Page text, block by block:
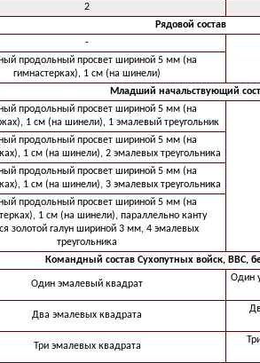
2
Рядовой состав
-
продольный просвет шириной 5 мм (на
гимнастерках), 1 см (на шинели)
Младший начальствующий
продольный просвет шириной 5 мм (на
1 см (на шинели), 1 эмалевый треугольник
продольный просвет шириной 5 мм (на
1 см (на шинели), 2 эмалевых треугольника
продольный просвет шириной 5 мм (на
1 см (на шинели), 3 эмалевых треугольника
продольный просвет шириной 5 мм (на
1 см (на шинели), параллельно канту
золотой галун шириной 3 мм, 4 эмалевых
треугольника
Командный состав Сухопутных войск, ВВС,
Один эмалевый квадрат
Один
Два эмалевых квадрата
Три эмалевых квадрата